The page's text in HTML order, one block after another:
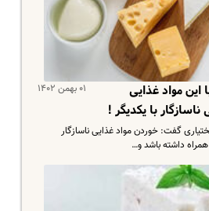
۰۱ بهمن ۱۴۰۲
این مواد غذایی
با یکدیگر !
گفت: خوردن مواد غذایی ناسازگار
داشته باشد و…